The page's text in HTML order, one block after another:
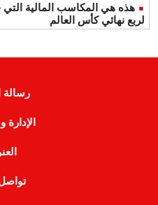
هذه هي المكاسب المالية التي
لربع نهائي كأس العالم
رسالة
الإدارة